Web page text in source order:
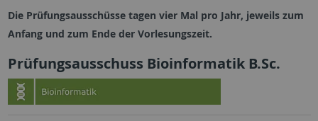
Die Prüfungsausschüsse tagen vier Mal pro Jahr, jeweils zum
Anfang und zum Ende der Vorlesungszeit.
Prüfungsausschuss Bioinformatik B.Sc.